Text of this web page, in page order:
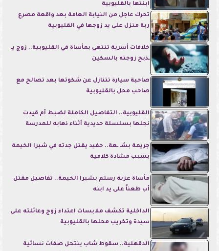
ابنتها بالقليوبية
تحرك عاجل من النيابة العامة بعد واقعة مصرع
ربة منزل على يد زوجها في القليوبية
خلافات أسرية تنتهي بمأساة في القليوبية.. زوج يـ
ـذبح زوجته بالسكين
صاحبة سيارة تتنازل عن شكوتها بعد تصالح مع
صاحب محل بالقليوبية
القليوبية.. التفاصيل الكاملة لضبط أم قيدت
نجلها بسلسلة حديدية أثناء ذهابه للمدرسة
جريمة بشـ ـعة.. حفيد يقتل جدته في شبرا الخيمة
بسبب مشادة كلامية
مأساة عزبة رستم بشبرا الخيمة.. تفاصيل مقتل
أب طعناً على يد ابنه
الداخلية تكشف ملابسات اعتداء زوج وعائلته على
سيدة وتخريب محلها بالقليوبية
الدقهلية.. سقوط شاب ينتحل صفات نسائية